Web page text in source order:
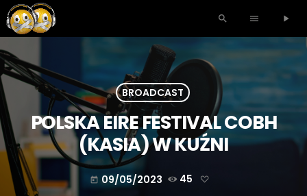
search menu play_arrow
BROADCAST
POLSKA EIRE FESTIVAL COBH
(KASIA) W KUŹNI
today 09/05/2023 45